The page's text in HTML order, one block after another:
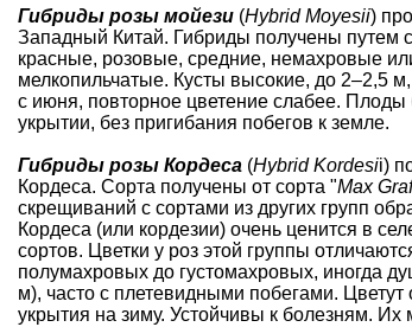
Гибриды розы мойези (Hybrid Moyesii)
Западный Китай. Гибриды получены путем
красные, розовые, средние, немахровые
мелкопильчатые. Кусты высокие, до 2–2,5
с июня, повторное цветение слабее.
укрытии, без пригибания побегов к земле.
Гибриды розы Кордеса (Hybrid Kordesii)
Кордеса. Сорта получены от сорта "Max Graf
скрещиваний с сортами из других групп
Кордеса (или кордезии) очень ценится в
сортов. Цветки у роз этой группы
полумахровых до густомахровых, иногда
м), часто с плетевидными побегами.
укрытия на зиму. Устойчивы к болезням.